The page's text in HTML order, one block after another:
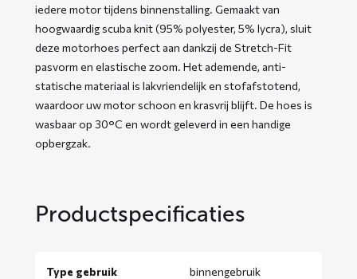
iedere motor tijdens binnenstalling. Gemaakt van
hoogwaardig scuba knit (95% polyester, 5% lycra), sluit
deze motorhoes perfect aan dankzij de Stretch-Fit
pasvorm en elastische zoom. Het ademende, anti-
statische materiaal is lakvriendelijk en stofafstotend,
waardoor uw motor schoon en krasvrij blijft. De hoes is
wasbaar op 30°C en wordt geleverd in een handige
opbergzak.
Productspecificaties
Type gebruik binnengebruik